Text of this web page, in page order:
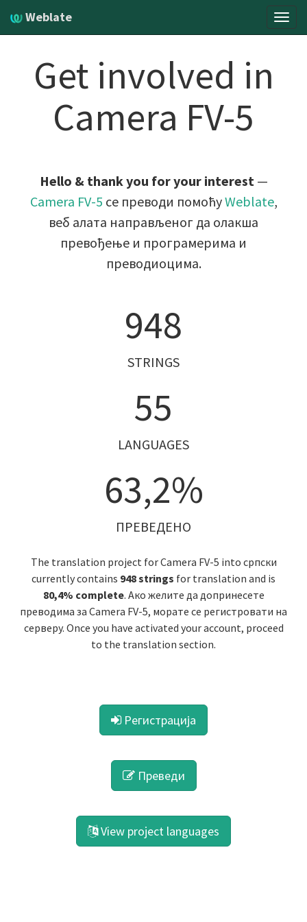
Weblate
Get involved in
Camera FV-5
Hello & thank you for your interest—
Camera FV-5 се преводи помоћуWeblate,
веб алата направљеног да олакша
превођење и програмерима и
преводиоцима.
948
STRINGS
55
LANGUAGES
63,2%
ПРЕВЕДЕНО
The translation project for Camera FV-5 into српски
currently contains 948 strings for translation and is
80,4% complete. Ако желите да допринесете
преводима за Camera FV-5, морате се регистровати на
серверу. Once you have activated your account, proceed
to the translation section.
Регистрација
Преведи
View project languages